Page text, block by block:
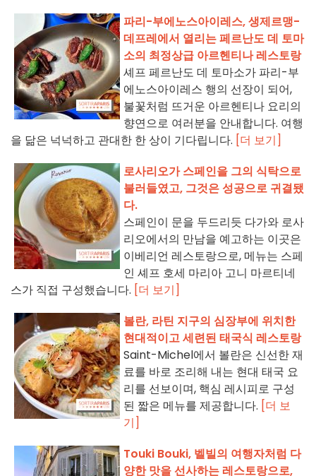
파리-부에노스아이레스, 생제르맹-
데프레에서 열리는 페르난도 데 토마
소의 최정상급 아르헨티나 레스토랑
셰프 페르난도 데 토마소가 파리-부
에노스아이레스 행의 선장이 되어,
불꽃처럼 뜨거운 아르헨티나 요리의
향연으로 여러분을 안내합니다. 여행
을 닮은 넉넉하고 관대한 한 상이 기다립니다. [더 보기]
로사리오가 스페인을 그의 식탁으로
불러들였고, 그것은 성공으로 귀결됐
다.
스페인이 문을 두드리듯 다가와 로사
리오에서의 만남을 예고하는 이곳은
이베리언 레스토랑으로, 메뉴는 스페
인 셰프 호세 마리아 고니 마르티네
스가 직접 구성했습니다. [더 보기]
볼란, 라틴 지구의 심장부에 위치한
현대적이고 세련된 태국식 레스토랑
Saint-Michel에서 볼란은 신선한 재
료를 바로 조리해 내는 현대 태국 요
리를 선보이며, 핵심 레시피로 구성
된 짧은 메뉴를 제공합니다. [더 보
기]
Touki Bouki, 벨빌의 여행자처럼 다
양한 맛을 선사하는 레스토랑으로,